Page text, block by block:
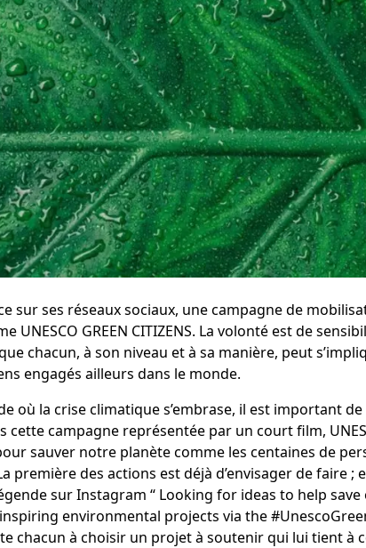
sur ses réseaux sociaux, une campagne de
UNESCO GREEN CITIZENS. La volonté est de
chacun, à son niveau et à sa manière, peut
engagés ailleurs dans le monde.
où la crise climatique s’embrase, il est important
cette campagne représentée par un court film,
sauver notre planète comme les centaines de
première des actions est déjà d’envisager de faire ;
sur Instagram “ Looking for ideas to help save
environmental projects via the
chacun à choisir un projet à soutenir qui lui tient à